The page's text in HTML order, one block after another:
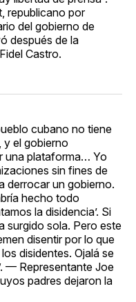
republicano por
del gobierno de
después de la
Castro.
cubano no tiene
y el gobierno
una plataforma… Yo
sin fines de
derrocar un gobierno.
hecho todo
la disidencia’. Si
surgido sola. Pero este
disentir por lo que
disidentes. Ojalá se
— Representante Joe
padres dejaron la